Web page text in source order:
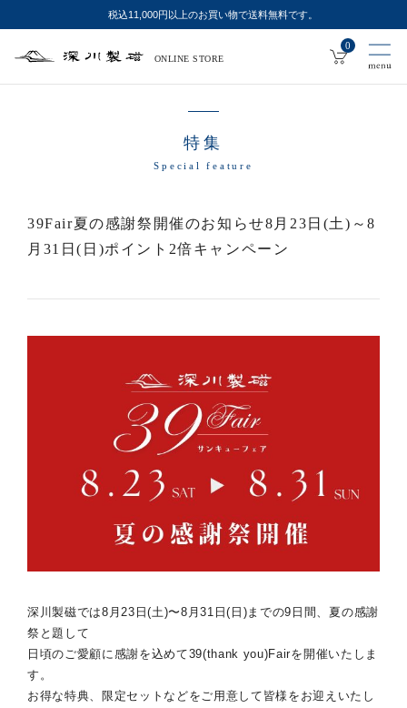
税込11,000円以上のお買い物で送料無料です。
深
製
ONLINE STORE
0
特集
Special feature
39Fair夏の感謝祭開催のお知らせ8月23日(土)～8
月31日(日)ポイント2倍キャンペーン
深川製磁では8月23日(土)〜8月31日(日)までの9日間、夏の感謝
祭と題して
日頃のご愛顧に感謝を込めて39(thank you)Fairを開催いたしま
す。
お得な特典、限定セットなどをご用意して皆様をお迎えいたし